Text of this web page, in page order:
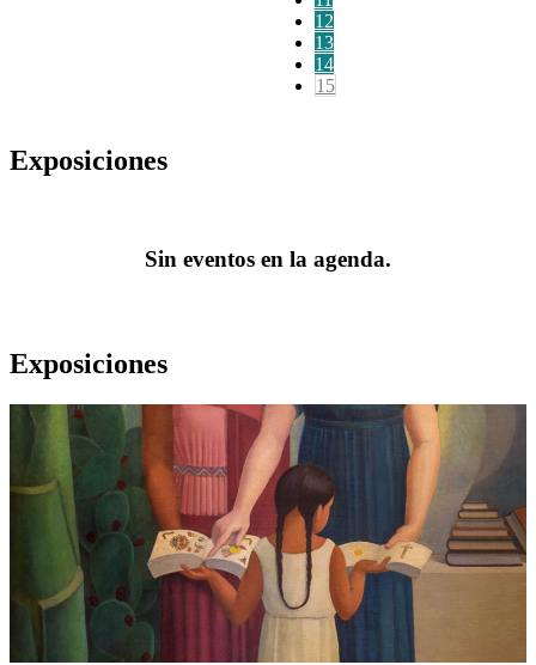
12
13
14
15
Exposiciones
Sin eventos en la agenda.
Exposiciones